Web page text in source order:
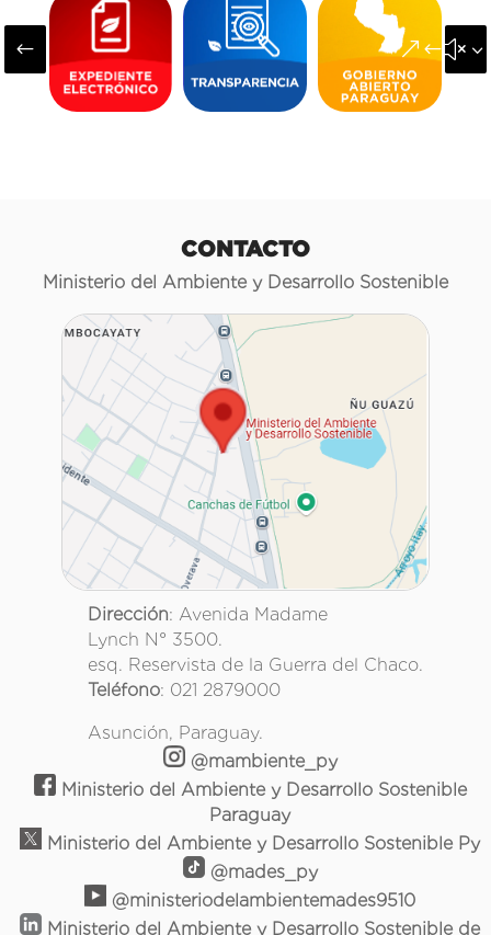
#
CONTACTO
Ministerio del Ambiente y Desarrollo Sostenible
Dirección: Avenida Madame
Lynch N° 3500.
esq. Reservista de la Guerra del Chaco.
Teléfono: 021 2879000
Asunción, Paraguay.
@mambiente_py
Ministerio del Ambiente y Desarrollo Sostenible
Paraguay
Ministerio del Ambiente y Desarrollo Sostenible Py
@mades_py
@ministeriodelambientemades9510
Ministerio del Ambiente y Desarrollo Sostenible de